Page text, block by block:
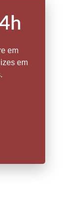
em
em